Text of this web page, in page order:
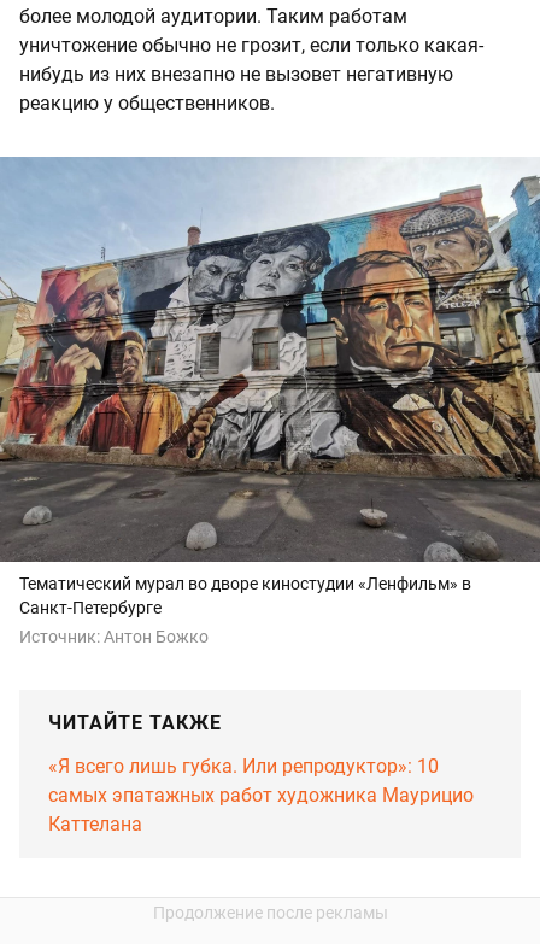
более молодой аудитории. Таким работам
уничтожение обычно не грозит, если только какая-
нибудь из них внезапно не вызовет негативную
реакцию у общественников.
Тематический мурал во дворе киностудии «Ленфильм» в
Санкт-Петербурге
Источник:Антон Божко
ЧИТАЙТЕ ТАКЖЕ
«Я всего лишь губка. Или репродуктор»: 10
самых эпатажных работ художника Маурицио
Каттелана